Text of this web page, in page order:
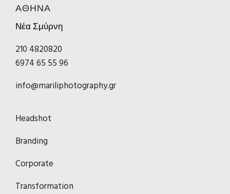
ΑΘΗΝΑ
Νέα Σμύρνη
210 4820820
6974 65 55 96
info@mariliphotography.gr
Headshot
Branding
Corporate
Transformation